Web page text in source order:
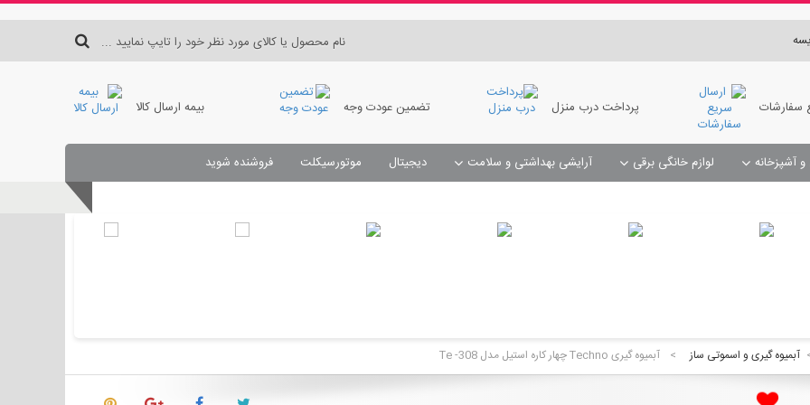
سفارشات پرداخت درب منزل تضمین عودت وجه بیمه ارسال کالا
و آشپزخانه لوازم خانگی برقی آرایشی بهداشتی و سلامت دیجیتال موتورسیکلت
فروشنده شوید
آبمیوه گیری و اسموتی ساز > آبمیوه گیری Techno چهار کاره استیل مدل Te -308